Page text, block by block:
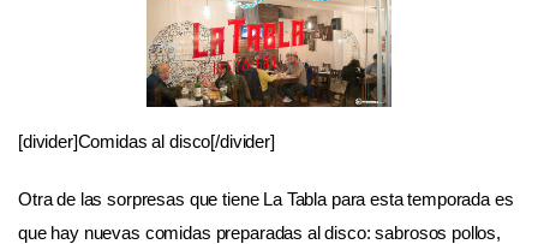
[divider]Comidas al disco[/divider]
Otra de las sorpresas que tiene La Tabla para esta temporada es
que hay nuevas comidas preparadas al disco: sabrosos pollos,